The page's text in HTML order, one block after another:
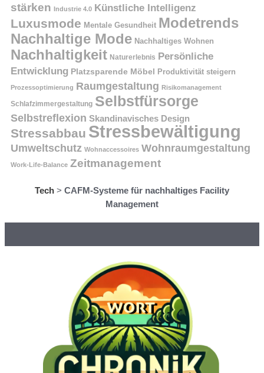
stärken Industrie 4.0 Künstliche Intelligenz
Luxusmode Mentale Gesundheit Modetrends
Nachhaltige Mode Nachhaltiges Wohnen
Nachhaltigkeit Naturerlebnis Persönliche
Entwicklung Platzsparende Möbel Produktivität steigern
Prozessoptimierung Raumgestaltung Risikomanagement
Schlafzimmergestaltung Selbstfürsorge
Selbstreflexion Skandinavisches Design
Stressabbau Stressbewältigung
Umweltschutz Wohnaccessoires Wohnraumgestaltung
Work-Life-Balance Zeitmanagement
Tech > CAFM-Systeme für nachhaltiges Facility
Management